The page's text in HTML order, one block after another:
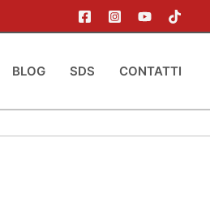
BLOG SDS CONTATTI